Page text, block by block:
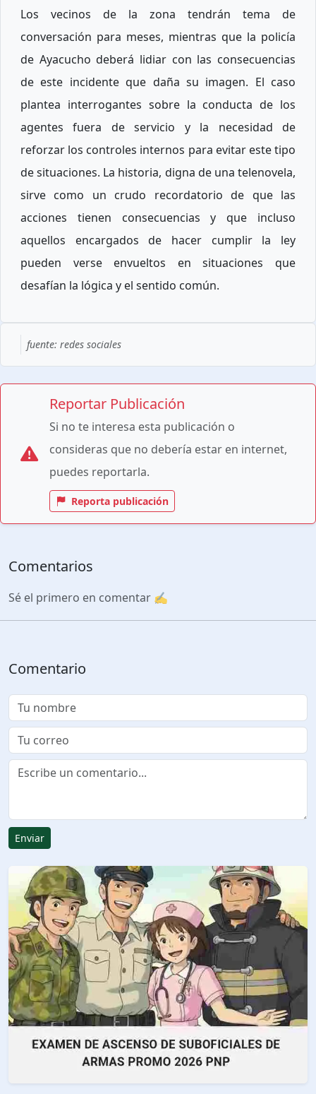
Los vecinos de la zona tendrán tema de
conversación para meses, mientras que la policía
de Ayacucho deberá lidiar con las consecuencias
de este incidente que daña su imagen. El caso
plantea interrogantes sobre la conducta de los
agentes fuera de servicio y la necesidad de
reforzar los controles internos para evitar este tipo
de situaciones. La historia, digna de una telenovela,
sirve como un crudo recordatorio de que las
acciones tienen consecuencias y que incluso
aquellos encargados de hacer cumplir la ley
pueden verse envueltos en situaciones que
desafían la lógica y el sentido común.
fuente: redes sociales
Reportar Publicación
Si no te interesa esta publicación o
consideras que no debería estar en internet,
puedes reportarla.
Reporta publicación
Comentarios
Sé el primero en comentar ✍️
Comentario
Enviar